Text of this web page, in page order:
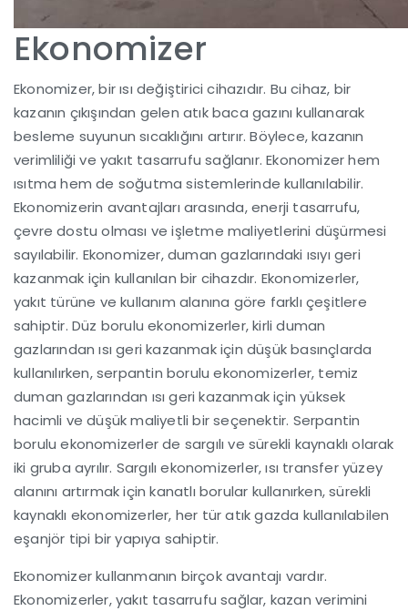
Ekonomizer
Ekonomizer, bir ısı değiştirici cihazıdır. Bu cihaz, bir
kazanın çıkışından gelen atık baca gazını kullanarak
besleme suyunun sıcaklığını artırır. Böylece, kazanın
verimliliği ve yakıt tasarrufu sağlanır. Ekonomizer hem
ısıtma hem de soğutma sistemlerinde kullanılabilir.
Ekonomizerin avantajları arasında, enerji tasarrufu,
çevre dostu olması ve işletme maliyetlerini düşürmesi
sayılabilir. Ekonomizer, duman gazlarındaki ısıyı geri
kazanmak için kullanılan bir cihazdır. Ekonomizerler,
yakıt türüne ve kullanım alanına göre farklı çeşitlere
sahiptir. Düz borulu ekonomizerler, kirli duman
gazlarından ısı geri kazanmak için düşük basınçlarda
kullanılırken, serpantin borulu ekonomizerler, temiz
duman gazlarından ısı geri kazanmak için yüksek
hacimli ve düşük maliyetli bir seçenektir. Serpantin
borulu ekonomizerler de sargılı ve sürekli kaynaklı olarak
iki gruba ayrılır. Sargılı ekonomizerler, ısı transfer yüzey
alanını artırmak için kanatlı borular kullanırken, sürekli
kaynaklı ekonomizerler, her tür atık gazda kullanılabilen
eşanjör tipi bir yapıya sahiptir.
Ekonomizer kullanmanın birçok avantajı vardır.
Ekonomizerler, yakıt tasarrufu sağlar, kazan verimini